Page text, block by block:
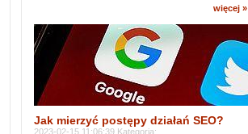
więcej »
Jak mierzyć postępy działań SEO?
2023-02-15 11:06:39 Kategoria: